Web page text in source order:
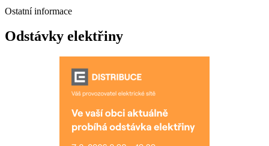
Ostatní informace
Odstávky elektřiny